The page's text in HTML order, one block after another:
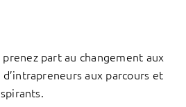
part au changement aux
aux parcours et